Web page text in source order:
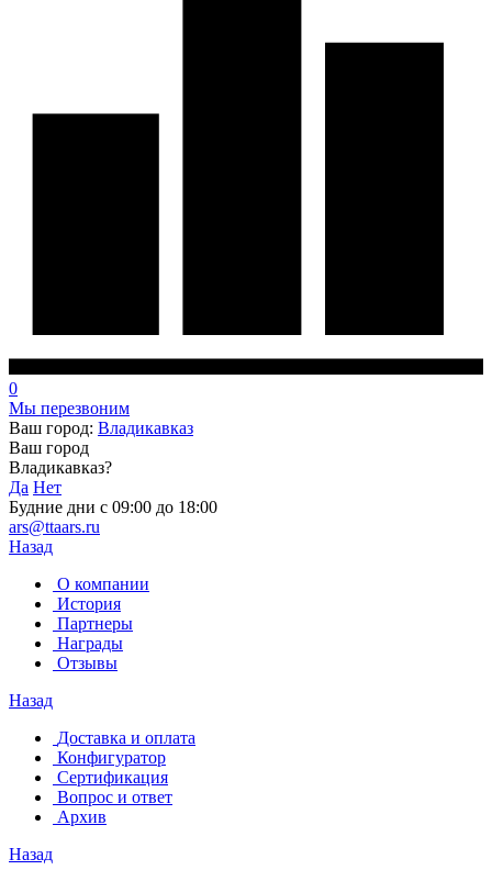
0
Мы перезвоним
Ваш город: Владикавказ
Ваш город
Владикавказ?
Да Нет
Будние дни с 09:00 до 18:00
ars@ttaars.ru
Назад
О компании
История
Партнеры
Награды
Отзывы
Назад
Доставка и оплата
Конфигуратор
Сертификация
Вопрос и ответ
Архив
Назад